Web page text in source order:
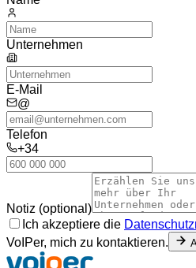
Unternehmen
E-Mail
@
Telefon
+34
Notiz (optional)
Ich akzeptiere die
VoIPer, mich zu kontaktieren.